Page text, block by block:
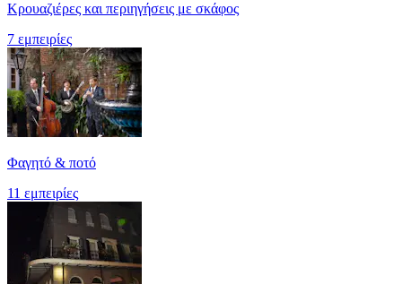
Κρουαζιέρες και περιηγήσεις με σκάφος
7 εμπειρίες
Φαγητό & ποτό
11 εμπειρίες